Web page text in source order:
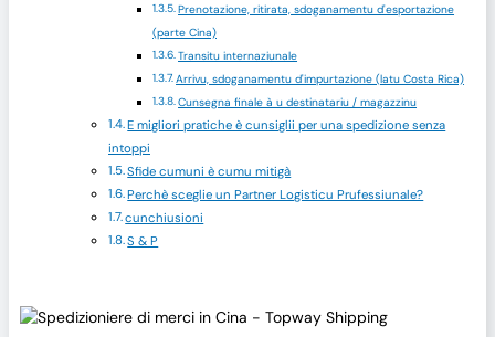
Prenotazione, ritirata, sdoganamentu d'esportazione
(parte Cina)
Transitu internaziunale
Arrivu, sdoganamentu d'impurtazione (latu Costa Rica)
Cunsegna finale à u destinatariu / magazzinu
E migliori pratiche è cunsiglii per una spedizione senza
intoppi
Sfide cumuni è cumu mitigà
Perchè sceglie un Partner Logisticu Prufessiunale?
cunchiusioni
S & P